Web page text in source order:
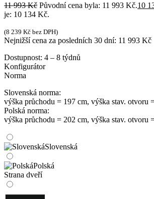
11 993Kč Původní cena byla: 11 993 Kč.10
je: 10 134 Kč.
(8 239 Kč bez DPH)
Nejnižší cena za posledních 30 dní: 11 993 Kč
Dostupnost: 4 – 8 týdnů
Konfigurátor
Norma
Slovenská norma:
výška průchodu = 197 cm, výška stav. otvoru
Polská norma:
výška průchodu = 202 cm, výška stav. otvoru
Slovenská
Polská
Strana dveří